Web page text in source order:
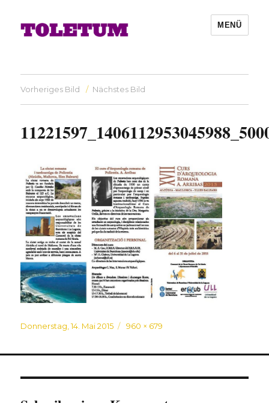
MENÜ
Vorheriges Bild Nächstes Bild
Veröffentlicht
Donnerstag, 14. Mai 2015 Originalgröße
960 × 679